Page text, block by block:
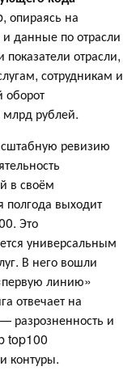
опираясь на
данные по отрасли
отрасли,
сотрудникам и
оборот
рублей.
ревизию
в своём
полгода выходит
Это
универсальным
В него вошли
линию»
отвечает на
разрозненность и
top100
контуры.